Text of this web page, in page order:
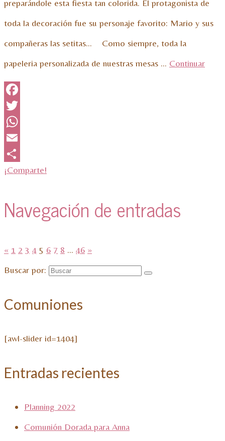
preparándole esta fiesta tan colorida. El protagonista de
toda la decoración fue su personaje favorito: Mario y sus
compañeras las setitas… Como siempre, toda la
papeleria personalizada de nuestras mesas … Continuar
Facebook
Twitter
WhatsApp
Email
¡Comparte!
Navegación de entradas
« 1 2 3 4 5 6 7 8 … 46 »
Buscar por:
Comuniones
[awl-slider id=1404]
Entradas recientes
Planning 2022
Comunión Dorada para Anna